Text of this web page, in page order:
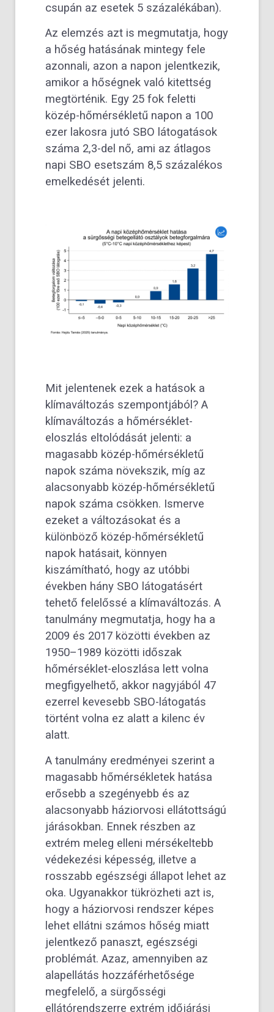
csupán az esetek 5 százalékában).
Az elemzés azt is megmutatja, hogy
a hőség hatásának mintegy fele
azonnali, azon a napon jelentkezik,
amikor a hőségnek való kitettség
megtörténik. Egy 25 fok feletti
közép-hőmérsékletű napon a 100
ezer lakosra jutó SBO látogatások
száma 2,3-del nő, ami az átlagos
napi SBO esetszám 8,5 százalékos
emelkedését jelenti.
Mit jelentenek ezek a hatások a
klímaváltozás szempontjából? A
klímaváltozás a hőmérséklet-
eloszlás eltolódását jelenti: a
magasabb közép-hőmérsékletű
napok száma növekszik, míg az
alacsonyabb közép-hőmérsékletű
napok száma csökken. Ismerve
ezeket a változásokat és a
különböző közép-hőmérsékletű
napok hatásait, könnyen
kiszámítható, hogy az utóbbi
években hány SBO látogatásért
tehető felelőssé a klímaváltozás. A
tanulmány megmutatja, hogy ha a
2009 és 2017 közötti években az
1950–1989 közötti időszak
hőmérséklet-eloszlása lett volna
megfigyelhető, akkor nagyjából 47
ezerrel kevesebb SBO-látogatás
történt volna ez alatt a kilenc év
alatt.
A tanulmány eredményei szerint a
magasabb hőmérsékletek hatása
erősebb a szegényebb és az
alacsonyabb háziorvosi ellátottságú
járásokban. Ennek részben az
extrém meleg elleni mérsékeltebb
védekezési képesség, illetve a
rosszabb egészségi állapot lehet az
oka. Ugyanakkor tükrözheti azt is,
hogy a háziorvosi rendszer képes
lehet ellátni számos hőség miatt
jelentkező panaszt, egészségi
problémát. Azaz, amennyiben az
alapellátás hozzáférhetősége
megfelelő, a sürgősségi
ellátórendszerre extrém időjárási